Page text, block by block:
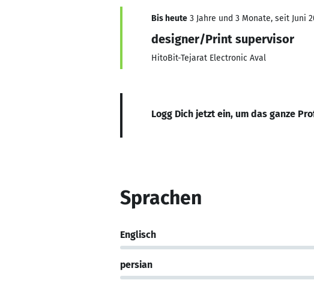
Bis heute 3 Jahre und 3 Monate, seit Juni
designer/Print supervisor
HitoBit-Tejarat Electronic Aval
Logg Dich jetzt ein, um das ganze
Sprachen
Englisch
persian